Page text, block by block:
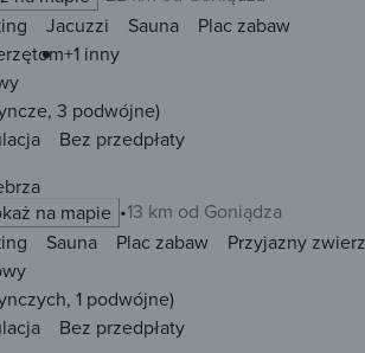
Jacuzzi Sauna
Plac zabaw
+1 inny
3 podwójne)
Bez przedpłaty
na mapie
13 km od Goniądza
Sauna Plac zabaw
Przyjazny
1 podwójne)
Bez przedpłaty